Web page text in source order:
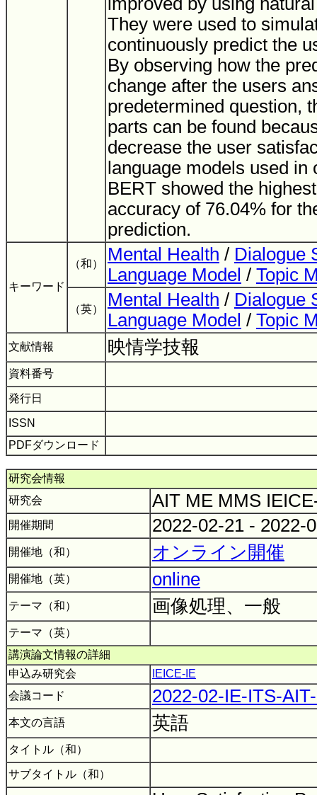
They were used to
continuously predict the
By observing how the
change after the users
predetermined question,
parts can be found
decrease the user
language models used
BERT showed the
accuracy of 76.04% for
prediction.
キーワード
（和） Mental Health / Dialogue
Language Model / Topic
（英） Mental Health / Dialogue
Language Model / Topic
文献情報 映情学技報
資料番号
発行日
ISSN
PDFダウンロード
研究会情報
研究会
AIT ME MMS
開催期間 2022-02-21 - 2022-
開催地（和） オンライン開催
開催地（英） online
テーマ（和） 画像処理、一般
テーマ（英）
講演論文情報の詳細
申込み研究会
IEICE-IE
会議コード
2022-02-IE-ITS-
本文の言語 英語
タイトル（和）
サブタイトル（和）